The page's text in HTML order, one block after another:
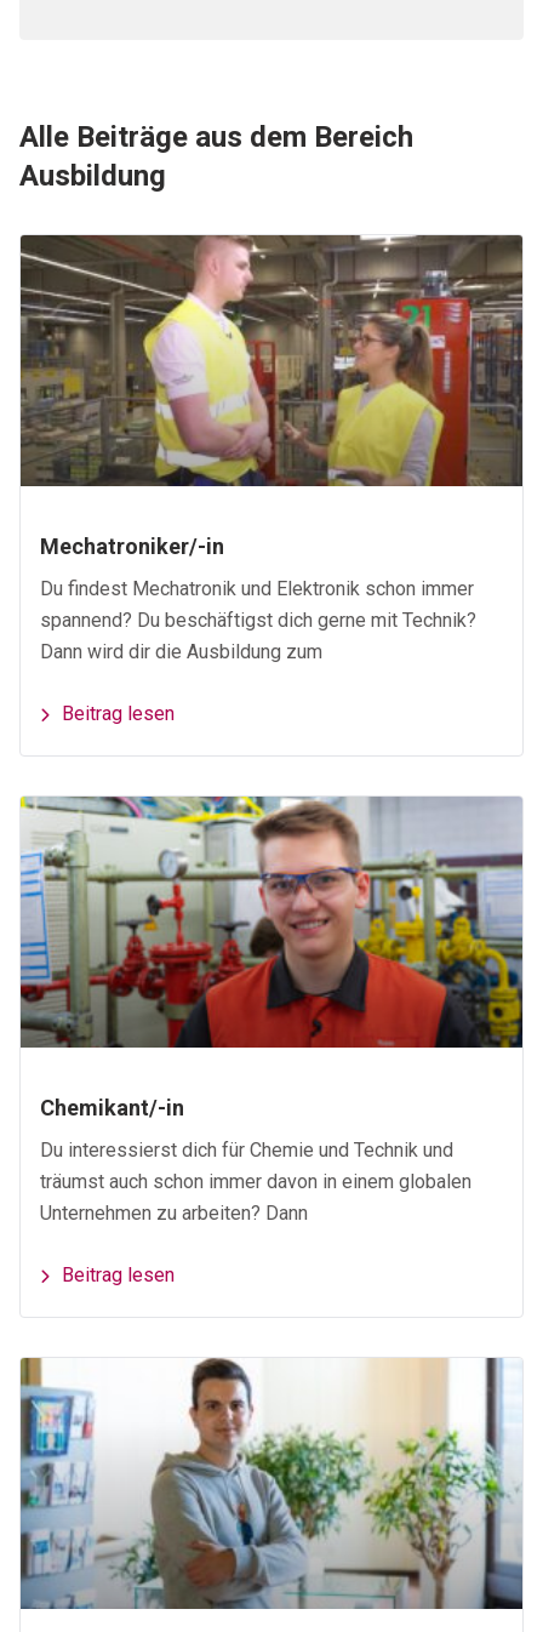
Alle Beiträge aus dem Bereich
Ausbildung
Mechatroniker/-in
Du findest Mechatronik und Elektronik schon immer
spannend? Du beschäftigst dich gerne mit Technik?
Dann wird dir die Ausbildung zum
Beitrag lesen
Chemikant/-in
Du interessierst dich für Chemie und Technik und
träumst auch schon immer davon in einem globalen
Unternehmen zu arbeiten? Dann
Beitrag lesen